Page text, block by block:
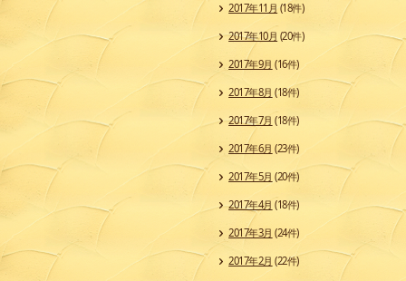
2017年11月(18件)
2017年10月 (20件)
2017年9月 (16件)
2017年8月 (18件)
2017年7月 (18件)
2017年6月 (23件)
2017年5月 (20件)
2017年4月 (18件)
2017年3月 (24件)
2017年2月 (22件)